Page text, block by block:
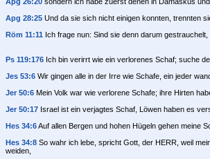
Apg 28:25 Und da sie sich nicht einigen konnten, trennten
Röm 11:11 Ich frage nun: Sind sie denn darum
Ps 119:176 Ich bin verirrt wie ein verlorenes Schaf; suche
Jes 53:6 Wir gingen alle in der Irre wie Schafe, ein jeder
Jer 50:6 Mein Volk war wie verlorene Schafe; ihre Hirten
Jer 50:17 Israel ist ein verjagtes Schaf, Löwen haben es
Hes 34:6Auf allen Bergen und hohen Hügeln gehen meine
Hes 34:8 So wahr ich lebe, spricht Gott, der HERR, weil
weiden,